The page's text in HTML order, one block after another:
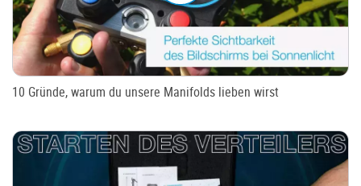
10 Gründe, warum du unsere Manifolds lieben wirst